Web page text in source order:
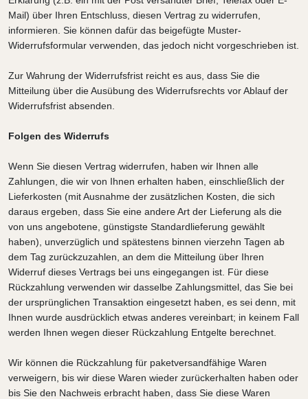
Mail) über Ihren Entschluss, diesen Vertrag zu widerrufen,
informieren. Sie können dafür das beigefügte Muster-
Widerrufsformular verwenden, das jedoch nicht vorgeschrieben ist.
Zur Wahrung der Widerrufsfrist reicht es aus, dass Sie die
Mitteilung über die Ausübung des Widerrufsrechts vor Ablauf der
Widerrufsfrist absenden.
Folgen des Widerrufs
Wenn Sie diesen Vertrag widerrufen, haben wir Ihnen alle
Zahlungen, die wir von Ihnen erhalten haben, einschließlich der
Lieferkosten (mit Ausnahme der zusätzlichen Kosten, die sich
daraus ergeben, dass Sie eine andere Art der Lieferung als die
von uns angebotene, günstigste Standardlieferung gewählt
haben), unverzüglich und spätestens binnen vierzehn Tagen ab
dem Tag zurückzuzahlen, an dem die Mitteilung über Ihren
Widerruf dieses Vertrags bei uns eingegangen ist. Für diese
Rückzahlung verwenden wir dasselbe Zahlungsmittel, das Sie bei
der ursprünglichen Transaktion eingesetzt haben, es sei denn, mit
Ihnen wurde ausdrücklich etwas anderes vereinbart; in keinem Fall
werden Ihnen wegen dieser Rückzahlung Entgelte berechnet.
Wir können die Rückzahlung für paketversandfähige Waren
verweigern, bis wir diese Waren wieder zurückerhalten haben oder
bis Sie den Nachweis erbracht haben, dass Sie diese Waren